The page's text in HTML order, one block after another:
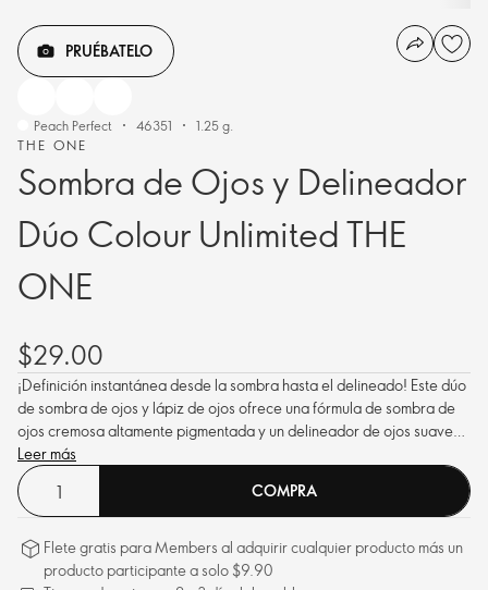
THE ONE
Sombra de Ojos y Delineador
Dúo Colour Unlimited THE
ONE
PRUÉBATELO
Peach Perfect 46351 1.25 g.
$29.00
¡Definición instantánea desde la sombra hasta el delineado! Este dúo
de sombra de ojos y lápiz de ojos ofrece una fórmula de sombra de
ojos cremosa altamente pigmentada y un delineador de ojos suave
para un look de ojos cautivador.
Leer más
COMPRA
Flete gratis para Members al adquirir cualquier producto más un
producto participante a solo $9.90